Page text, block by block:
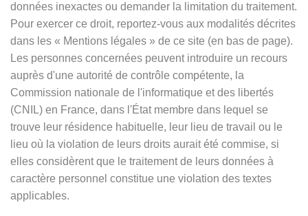
données inexactes ou demander la limitation du traitement.
Pour exercer ce droit, reportez-vous aux modalités décrites
dans les « Mentions légales » de ce site (en bas de page).
Les personnes concernées peuvent introduire un recours
auprès d'une autorité de contrôle compétente, la
Commission nationale de l'informatique et des libertés
(CNIL) en France, dans l'État membre dans lequel se
trouve leur résidence habituelle, leur lieu de travail ou le
lieu où la violation de leurs droits aurait été commise, si
elles considèrent que le traitement de leurs données à
caractère personnel constitue une violation des textes
applicables.